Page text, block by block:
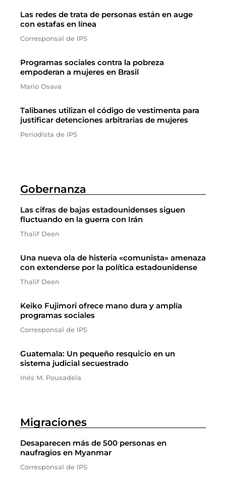
Las redes de trata de personas están en auge
con estafas en línea
Corresponsal de IPS
Programas sociales contra la pobreza
empoderan a mujeres en Brasil
Mario Osava
Talibanes utilizan el código de vestimenta para
justificar detenciones arbitrarias de mujeres
Periodista de IPS
Gobernanza
Las cifras de bajas estadounidenses siguen
fluctuando en la guerra con Irán
Thalif Deen
Una nueva ola de histeria «comunista» amenaza
con extenderse por la política estadounidense
Thalif Deen
Keiko Fujimori ofrece mano dura y amplía
programas sociales
Corresponsal de IPS
Guatemala: Un pequeño resquicio en un
sistema judicial secuestrado
Inés M. Pousadela
Migraciones
Desaparecen más de 500 personas en
naufragios en Myanmar
Corresponsal de IPS